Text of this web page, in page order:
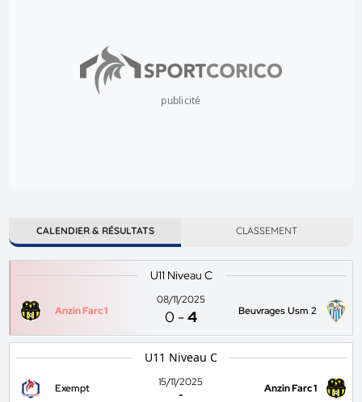
publicité
CALENDIER & RÉSULTATS CLASSEMENT
U11 Niveau C
Anzin Farc 1
08/11/2025
0 -4 Beuvrages Usm 2
U11 Niveau C
Exempt
15/11/2025
-
Anzin Farc 1